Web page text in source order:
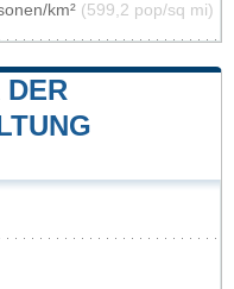
km² (599,2 pop/sq mi)
DER